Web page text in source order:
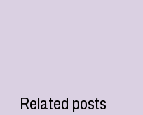
Related posts